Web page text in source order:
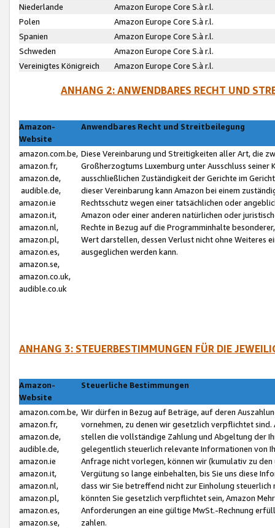
Niederlande
Amazon Europe Core S.à r.l.
Polen
Amazon Europe Core S.à r.l.
Spanien
Amazon Europe Core S.à r.l.
Schweden
Amazon Europe Core S.à r.l.
Vereinigtes Königreich
Amazon Europe Core S.à r.l.
ANHANG 2: ANWENDBARES RECHT UND
Amazon-
Website
Anwendbares Recht und Streitbeilegung
amazon.com.be,
amazon.fr,
amazon.de,
audible.de,
amazon.ie
amazon.it,
amazon.nl,
amazon.pl,
amazon.es,
amazon.se,
amazon.co.uk,
audible.co.uk
Diese Vereinbarung und Streitigkeiten aller Art, die
Großherzogtums Luxemburg unter Ausschluss
ausschließlichen Zuständigkeit der Gerichte im
dieser Vereinbarung kann Amazon bei einem
Rechtsschutz wegen einer tatsächlichen oder
Amazon oder einer anderen natürlichen oder
Rechte in Bezug auf die Programminhalte
Wert darstellen, dessen Verlust nicht ohne Weiteres
ausgeglichen werden kann.
ANHANG 3: STEUERBESTIMMUNGEN FÜR DIE
Amazon-
Website
Steuerliche Bestimmungen
amazon.com.be,
amazon.fr,
amazon.de,
audible.de,
amazon.ie
amazon.it,
amazon.nl,
amazon.pl,
amazon.es,
amazon.se,
Wir dürfen in Bezug auf Beträge, auf deren
vornehmen, zu denen wir gesetzlich verpflichtet
stellen die vollständige Zahlung und Abgeltung der
gelegentlich steuerlich relevante Informationen von
Anfrage nicht vorlegen, können wir (kumulativ zu
Vergütung so lange einbehalten, bis Sie uns diese
dass wir Sie betreffend nicht zur Einholung
könnten Sie gesetzlich verpflichtet sein, Amazon
Anforderungen an eine gültige MwSt.-Rechnung
zahlen.